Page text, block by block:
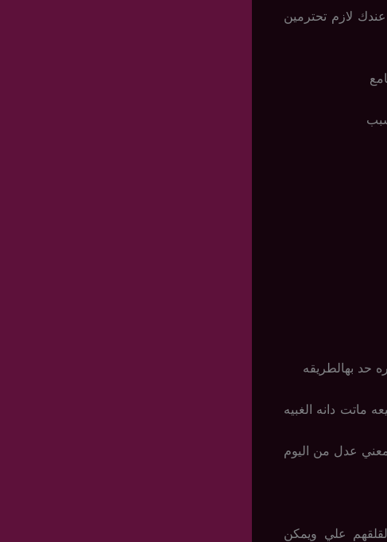
لازم تحترمين
حد بهالطريقه
ماتت دانه الغبيه
عدل من اليوم
علي ويمكن